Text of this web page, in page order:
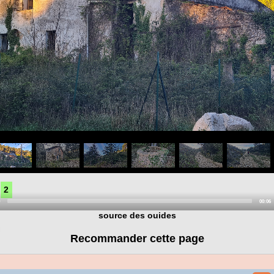
2
Video
Total
00:06
source des ouides
Recommander cette page